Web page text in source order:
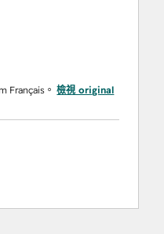
Français。檢視 original